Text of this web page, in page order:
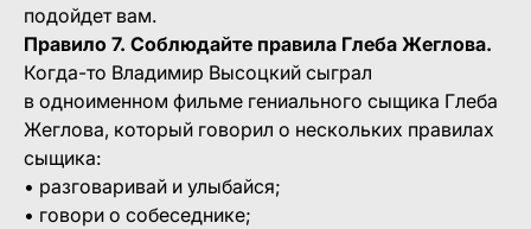
подойдет вам.
Правило 7. Соблюдайте правила Глеба Жеглова.
Когда-то Владимир Высоцкий сыграл
в одноименном фильме гениального сыщика Глеба
Жеглова, который говорил о нескольких правилах
сыщика:
• разговаривай и улыбайся;
• говори о собеседнике;